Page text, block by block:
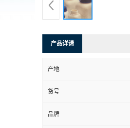
产品详请
产地
货号
品牌